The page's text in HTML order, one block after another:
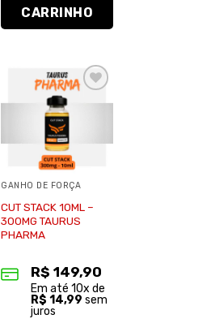
CARRINHO
Adicionar
à lista de
GANHO DE FORÇA
CUT STACK 10ML –
300MG TAURUS
PHARMA
R$ 149,90
Em até10x de
R$ 14,99 sem
juros